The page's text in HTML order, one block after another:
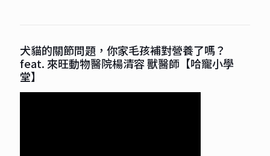
犬貓的關節問題，你家毛孩補對營養了嗎？
feat. 來旺動物醫院楊清容 獸醫師【哈寵小學
堂】